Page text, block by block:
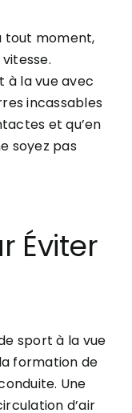
tout moment,
à la vue avec
incassables
et qu’en
soyez pas
Éviter
sport à la vue
formation de
Une
d’air